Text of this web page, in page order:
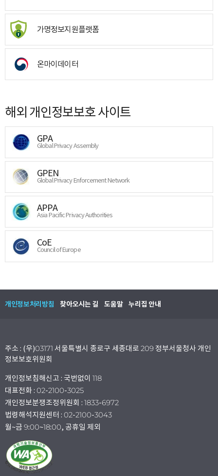
가명정보지원플랫폼
온마이데이터
해외 개인정보보호 사이트
GPA
Global Privacy Assembly
GPEN
Global Privacy Enforcement Network
APPA
Asia Pacific Privacy Authorities
CoE
Council of Europe
개인정보처리방침 찾아오시는 길 도움말 누리집 안내
주소 : (우)03171 서울특별시 종로구 세종대로 209 정부서울청사 개인
정보보호위원회
개인정보침해신고 : 국번없이 118
대표전화 : 02-2100-3025
개인정보분쟁조정위원회 : 1833-6972
법령해석지원센터 : 02-2100-3043
월~금 9:00~18:00, 공휴일 제외